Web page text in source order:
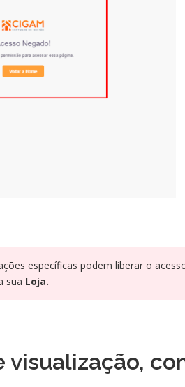
específicas podem liberar o
sua Loja.
visualização,